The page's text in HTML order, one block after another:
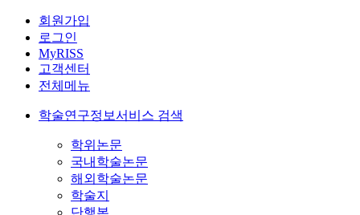
회원가입
로그인
MyRISS
고객센터
전체메뉴
학술연구정보서비스 검색
학위논문
국내학술논문
해외학술논문
학술지
단행본